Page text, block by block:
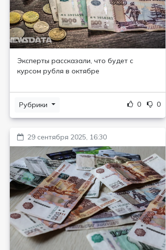
Эксперты рассказали, что будет с
курсом рубля в октябре
Рубрики 0 0
29 сентября 2025, 16:30